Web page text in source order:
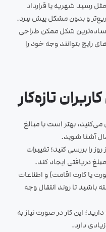
رسید شهریه یا قرارداد
و بدون مشکل پیش ببرد.
ساده‌ترین شکل ممکن طراحی
رایج بتوانند وجه خود را
تازه‌کار
می‌کنید، بهتر است با مبالغ
آشنا شوید.
را بررسی کنید؛ تغییرات
دریافتی ایجاد کند.
یا کارت اقامت) و اطلاعات
باشید تا روند انتقال وجه
این کار در صورت نیاز به
دارد.